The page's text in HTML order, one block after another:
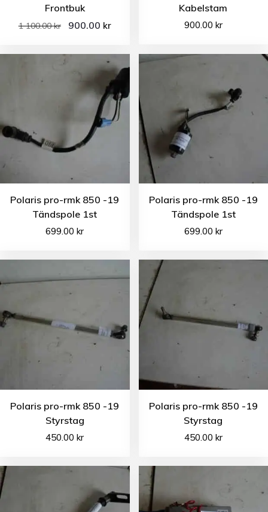
Frontbuk
1 100.00kr 900.00 kr
Kabelstam
900.00 kr
Polaris pro-rmk 850 -19
Tändspole 1st
699.00kr
Polaris pro-rmk 850 -19
Tändspole 1st
699.00 kr
Polaris pro-rmk 850 -19
Styrstag
450.00kr
Polaris pro-rmk 850 -19
Styrstag
450.00 kr